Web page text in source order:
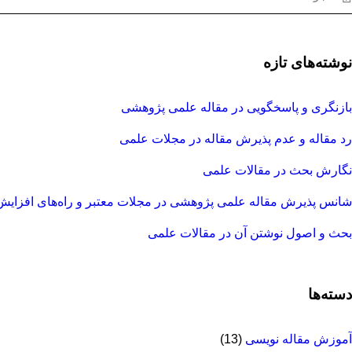
نوشته‌های تازه
بازنگری و پاسخگویی در مقاله علمی پژوهشی
رد مقاله و عدم پذیرش مقاله در مجلات علمی
نگارش بحث در مقالات علمی
شانس پذیرش مقاله علمی پژوهشی در مجلات معتبر و راه‌های
بحث و اصول نوشتن آن در مقالات علمی
دسته‌ها
آموزش مقاله نویسی (13)